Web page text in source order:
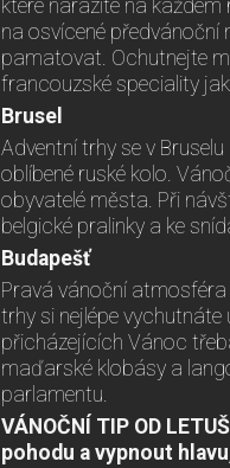
které narazíte na
na osvícené předvánoční
pamatovat. Ochutnejte
francouzské speciality
Brusel
Adventní trhy se v
oblíbené ruské kolo.
obyvatelé města. Při
belgické pralinky a ke
Budapešť
Pravá vánoční
trhy si nejlépe
přicházejících Vánoc
maďarské klobásy a
parlamentu.
VÁNOČNÍ TIP OD
pohodu a vypnout